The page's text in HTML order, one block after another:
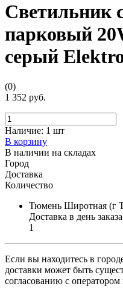
Светильник
парковый
серый
(0)
1 352 руб.
Наличие: 1 шт
В корзину
В наличии на складах
Город
Доставка
Количество
Тюмень Широтная (г
Доставка в день заказа
1
Если вы находитесь в
доставки может быть
согласованию с оператором